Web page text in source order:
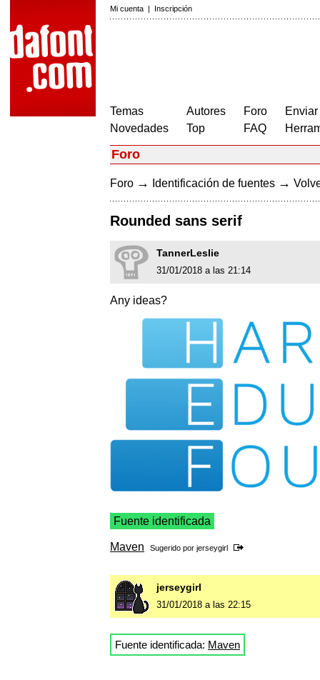
Mi cuenta | Inscripción
Temas
Novedades
Autores
Top
Foro
FAQ
Foro
Foro → Identificación de fuentes →
Rounded sans serif
TannerLeslie
31/01/2018 a las 21:14
Any ideas?
Fuente identificada
Maven Sugerido por jerseygirl
jerseygirl
31/01/2018 a las 22:15
Fuente identificada: Maven